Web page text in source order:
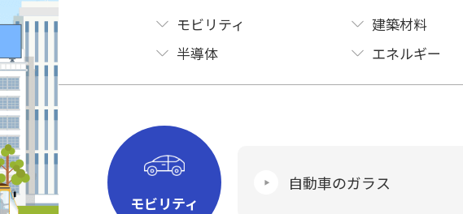
モビリティ 建築材料
半導体
エネルギー
モビリティ
自動車のガラス